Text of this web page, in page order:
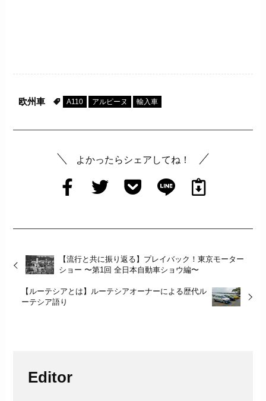
欧州車 A110 アルピーヌ 輸入車
よかったらシェアしてね！
【流行と共に振り返る】プレイバック！東京モーター
ショー 〜第1回 全日本自動車ショウ編〜
【ルーテシアとは】ルーテシアオーナーによる歴代ル
ーテシア語り
Editor